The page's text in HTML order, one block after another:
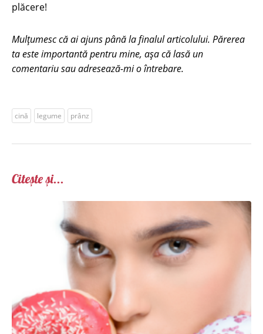
plăcere!
Mulțumesc că ai ajuns până la finalul articolului. Părerea
ta este importantă pentru mine, așa că lasă un
comentariu sau adresează-mi o întrebare.
cină legume prânz
Citește și...